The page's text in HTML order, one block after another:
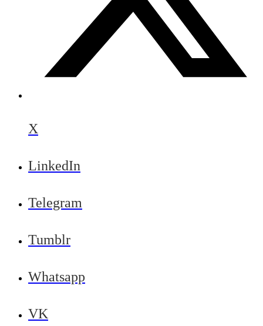
X
LinkedIn
Telegram
Tumblr
Whatsapp
VK